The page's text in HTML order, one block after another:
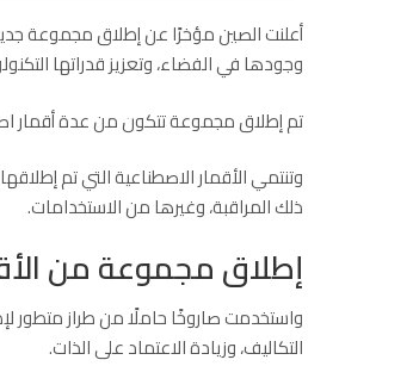
أعلنت الصين مؤخرًا عن إطلاق مجموعة
وجودها في الفضاء، وتعزيز قدراتها
تم إطلاق مجموعة تتكون من عدة أقمار
وتنتمي الأقمار الاصطناعية التي تم
ذلك المراقبة، وغيرها من الاستخدامات.
إطلاق مجموعة من
واستخدمت صاروخًا حاملًا من طراز متطور
التكاليف، وزيادة الاعتماد على الذات.